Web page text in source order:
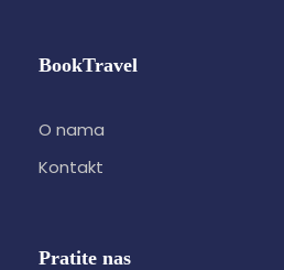
BookTravel
O nama
Kontakt
Pratite nas